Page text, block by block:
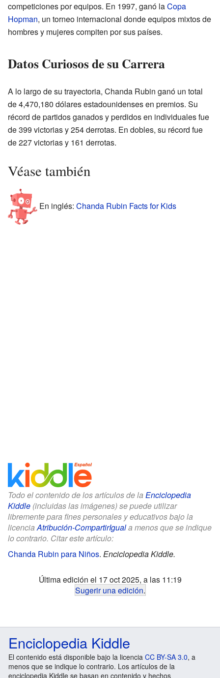
competiciones por equipos. En 1997, ganó laCopa
Hopman, un torneo internacional donde equipos mixtos de
hombres y mujeres compiten por sus países.
Datos Curiosos de su Carrera
A lo largo de su trayectoria, Chanda Rubin ganó un total
de 4,470,180 dólares estadounidenses en premios. Su
récord de partidos ganados y perdidos en individuales fue
de 399 victorias y 254 derrotas. En dobles, su récord fue
de 227 victorias y 161 derrotas.
Véase también
En inglés: Chanda Rubin Facts for Kids
Todo el contenido de los artículos de la Enciclopedia
Kiddle (incluidas las imágenes) se puede utilizar
libremente para fines personales y educativos bajo la
licenciaAtribución-CompartirIguala menos que se indique
lo contrario. Citar este artículo:
Chanda Rubin para Niños. Enciclopedia Kiddle.
Última edición el 17 oct 2025, a las 11:19
Sugerir una edición.
Enciclopedia Kiddle
El contenido está disponible bajo la licencia CC BY-SA 3.0, a
menos que se indique lo contrario. Los artículos de la
enciclopedia Kiddle se basan en contenido y hechos